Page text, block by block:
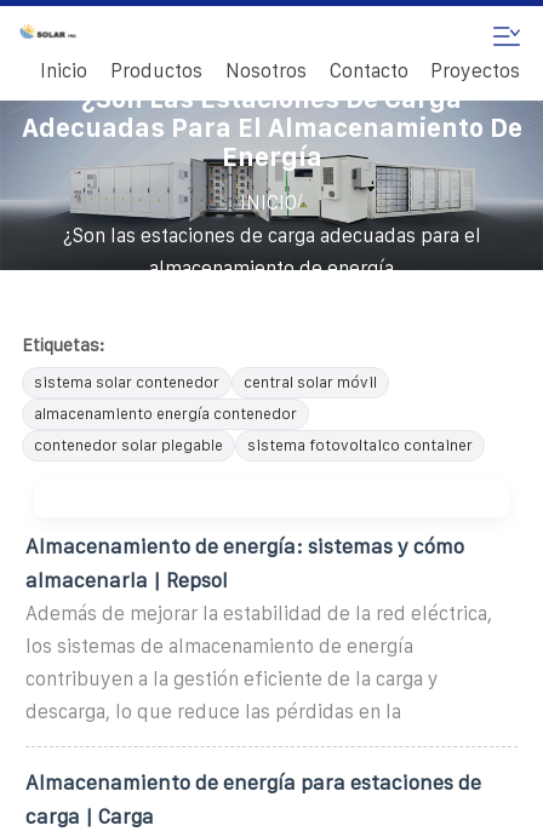
Inicio Productos Nosotros Contacto Proyectos
¿Son Las Estaciones De Carga
Adecuadas Para El Almacenamiento De
Energía
INICIO/
¿Son las estaciones de carga adecuadas para el
almacenamiento de energía
Etiquetas:
sistema solar contenedor
central solar móvil
almacenamiento energía contenedor
contenedor solar plegable
sistema fotovoltaico container
Almacenamiento de energía: sistemas y cómo
almacenarla | Repsol
Además de mejorar la estabilidad de la red eléctrica,
los sistemas de almacenamiento de energía
contribuyen a la gestión eficiente de la carga y
descarga, lo que reduce las pérdidas en la
Almacenamiento de energía para estaciones de
carga | Carga